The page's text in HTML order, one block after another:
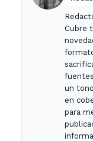
Cubre
un
en
para